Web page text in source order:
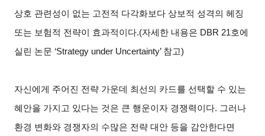
상호 관련성이 없는 고전적 다각화보다 상보적 성격의 헤징
또는 보험적 전략이 효과적이다.(자세한 내용은 DBR 21호에
실린 논문 ‘Strategy under Uncertainty’ 참고)
자신에게 주어진 전략 가운데 최선의 카드를 선택할 수 있는
혜안을 가지고 있다는 것은 큰 행운이자 경쟁력이다. 그러나
환경 변화와 경쟁자의 수많은 전략 대안 등을 감안한다면